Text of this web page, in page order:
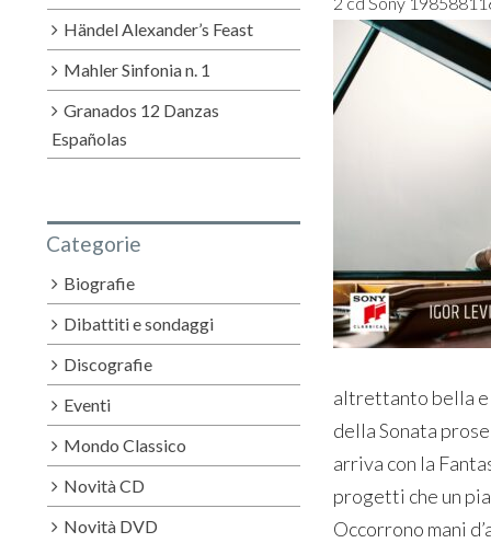
altrettanto bella e
della Sonata
arriva con la
progetti che un
Occorrono mani
Händel Alexander’s Feast
Mahler Sinfonia n. 1
Granados 12 Danzas
Españolas
Categorie
Biografie
Dibattiti e sondaggi
Discografie
Eventi
Mondo Classico
Novità CD
Novità DVD